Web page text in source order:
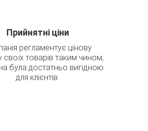
Прийнятні ціни
регламентує цінову
своїх товарів таким чином,
була достатньо вигідною
для клієнтів.